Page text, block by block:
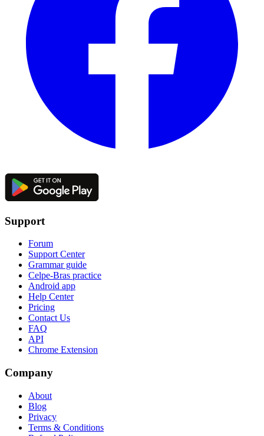
Support
Forum
Support Center
Grammar guide
Celpe-Bras practice
Android app
Help Center
Pricing
Contact Us
FAQ
API
Chrome Extension
Company
About
Blog
Privacy
Terms & Conditions